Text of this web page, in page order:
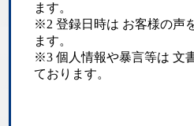
ます。
※2 登録日時は お客様の声
ます。
※3 個人情報や暴言等は 文
ております。